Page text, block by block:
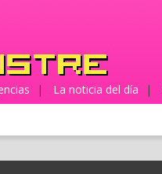
| La noticia del día |